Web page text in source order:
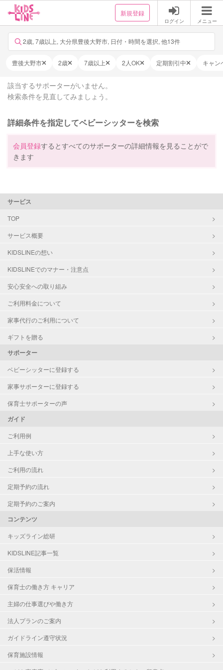
新規登録
ログイン メニュー
2歳, 7歳以上, 大分県豊後大野市, 日付・時間を選択, 他13件
豊後大野市 2歳 7歳以上 2人OK 定期割引中 キャン
該当するサポーターがいません。
検索条件を見直してみましょう。
詳細条件を指定してベビーシッターを検索
会員登録するとすべてのサポーターの詳細情報を見ることがで
きます
サービス
TOP
サービス概要
KIDSLINEの想い
KIDSLINEでのマナー・注意点
安心安全への取り組み
ご利用料金について
家事代行のご利用について
ギフトを贈る
サポーター
ベビーシッターに登録する
家事サポーターに登録する
保育士サポーターの声
ガイド
ご利用例
上手な使い方
ご利用の流れ
定期予約の流れ
定期予約のご案内
コンテンツ
キッズライン総研
KIDSLINE記事一覧
保活情報
保育士の働き方 キャリア
主婦の仕事選びや働き方
法人プランのご案内
ガイドライン遵守状況
保育施設情報